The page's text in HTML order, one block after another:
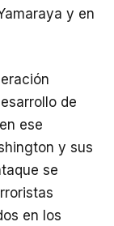
y en
de
ese
y sus
se
en los